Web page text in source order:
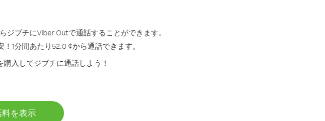
ブチにViber Outで通話することができます。
1分間あたり52.0 ¢から通話できます。
入してジブチに通話しよう！
を表示